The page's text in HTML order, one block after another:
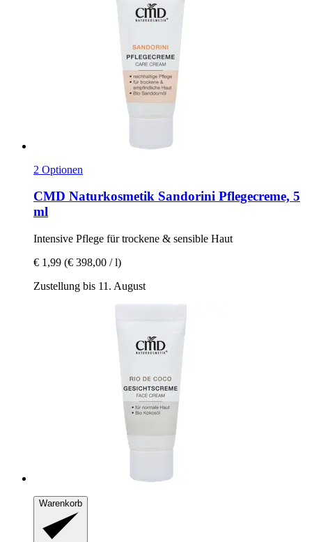
2 Optionen
CMD Naturkosmetik Sandorini Pflegecreme, 5
ml
Intensive Pflege für trockene & sensible Haut
€ 1,99 (€ 398,00 / l)
Zustellung bis 11. August
Warenkorb